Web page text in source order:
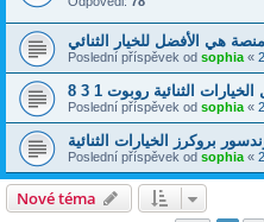
هي الأفضل للخيار الثنائي
Poslední příspěvek od sophia «
الثنائية روبوت 1 3 8
Poslední příspěvek od sophia «
بروكرز الخيارات الثنائية
Poslední příspěvek od sophia «
Nové téma